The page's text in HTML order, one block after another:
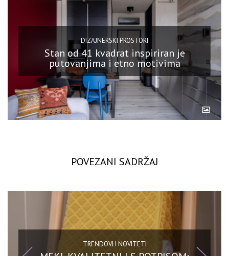
DIZAJNERSKI PROSTORI
Stan od 41 kvadrat inspiriran je
putovanjima i etno motivima
POVEZANI SADRŽAJ
TRENDOVI I NOVITETI